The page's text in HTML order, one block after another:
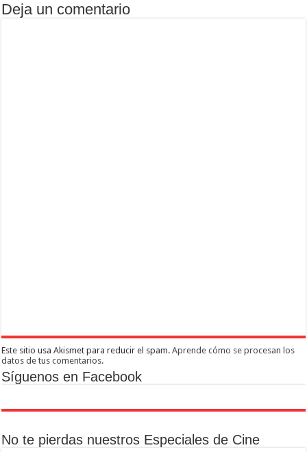
Deja un comentario
Este sitio usa Akismet para reducir el spam.Aprende cómo se procesan los
datos de tus comentarios.
Síguenos en Facebook
No te pierdas nuestros Especiales de Cine